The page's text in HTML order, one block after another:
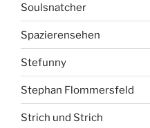
Soulsnatcher
Spazierensehen
Stefunny
Stephan Flommersfeld
Strich und Strich